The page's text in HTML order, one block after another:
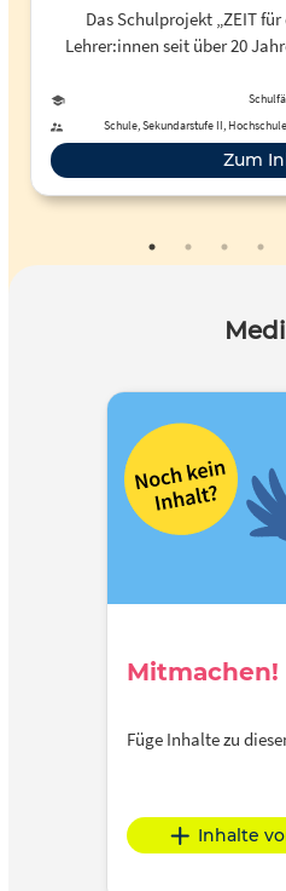
Das Schulprojekt „ZEIT
Lehrer:innen seit über 20
Schule, Sekundarstufe II,
Zum
Mitmachen!
Füge Inhalte zu
Inhalte